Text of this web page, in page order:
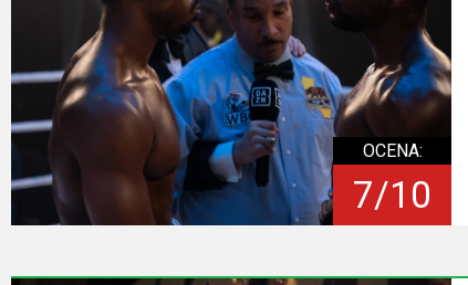
2017
2015
2014
OCENA:
7/10